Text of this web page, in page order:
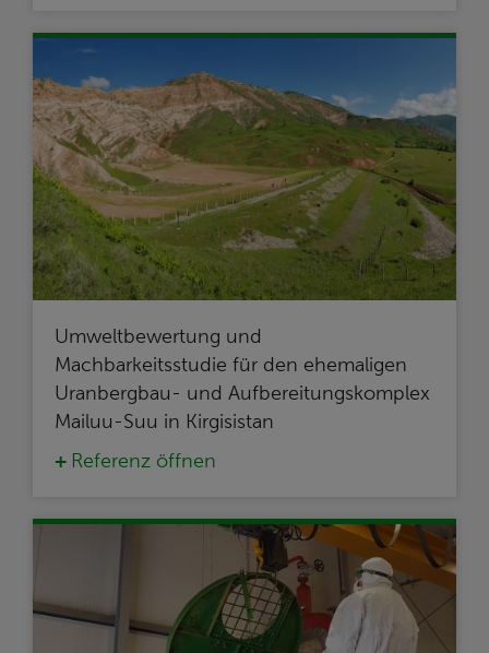
Umweltbewertung und
Machbarkeitsstudie für den ehemaligen
Uranbergbau- und Aufbereitungskomplex
Mailuu-Suu in Kirgisistan
Referenz öffnen